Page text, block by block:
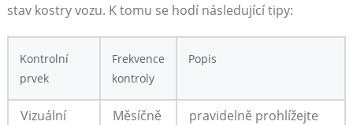
stav ⁣kostry vozu. K tomu se hodí následující tipy:
Kontrolní
prvek
Frekvence
kontroly
Popis
Vizuální
Měsíčně
pravidelně prohlížejte